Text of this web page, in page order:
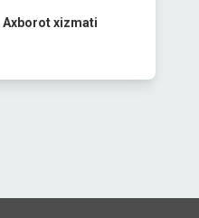
Axborot xizmati